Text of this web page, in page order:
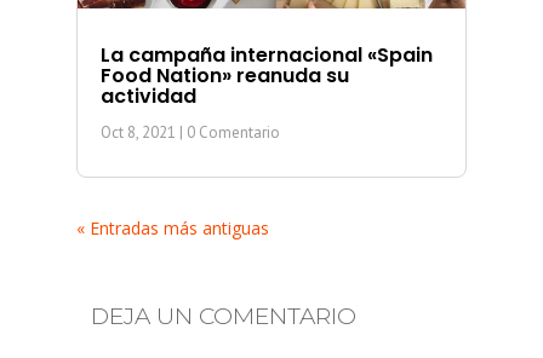
La campaña internacional «Spain
Food Nation» reanuda su
actividad
Oct 8, 2021 | 0 Comentario
« Entradas más antiguas
DEJA UN COMENTARIO